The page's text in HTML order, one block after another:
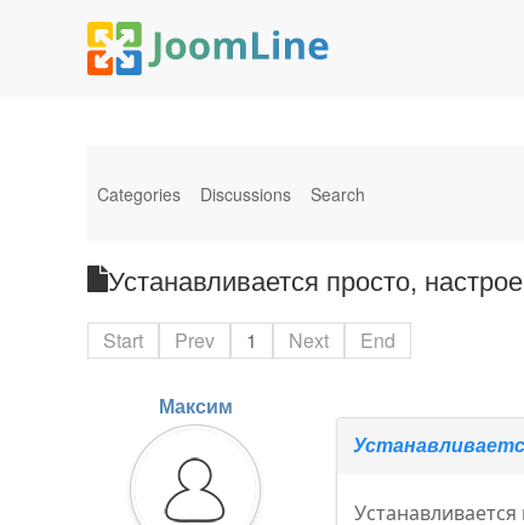
Categories Discussions Search
Устанавливается просто,
Start Prev 1 Next End
Максим